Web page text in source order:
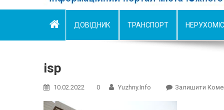
ДОВІДНИК ТРАНСПОРТ
isp
10.02.2022 0 Yuzhny.info Залишити